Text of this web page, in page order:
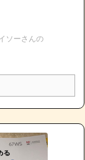
ソーさんの